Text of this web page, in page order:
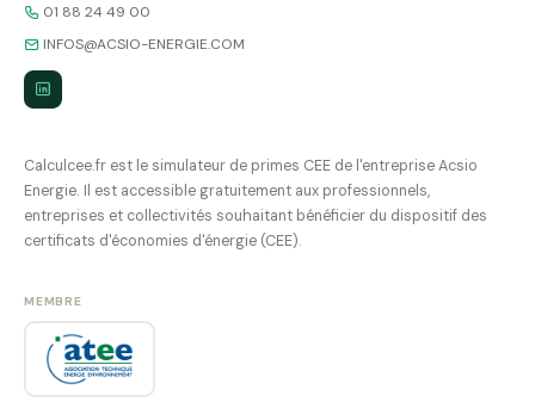
01 88 24 49 00
INFOS@ACSIO-ENERGIE.COM
Calculcee.fr est le simulateur de primes CEE de l'entreprise Acsio
Energie. Il est accessible gratuitement aux professionnels,
entreprises et collectivités souhaitant bénéficier du dispositif des
certificats d'économies d'énergie (CEE).
MEMBRE